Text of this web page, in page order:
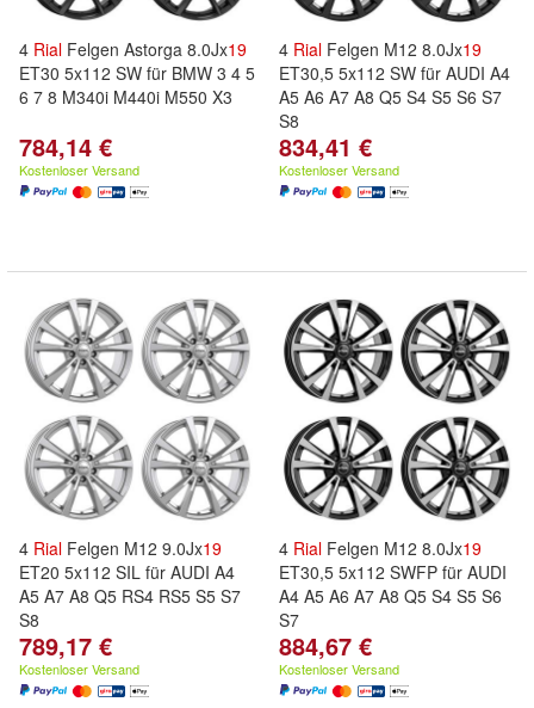
4 Rial Felgen Astorga 8.0Jx19
ET30 5x112 SW für BMW 3 4 5
6 7 8 M340i M440i M550 X3
784,14 €
Kostenloser Versand
4 Rial Felgen M12 8.0Jx19
ET30,5 5x112 SW für AUDI A4
A5 A6 A7 A8 Q5 S4 S5 S6 S7
S8
834,41 €
Kostenloser Versand
4 Rial Felgen M12 9.0Jx19
ET20 5x112 SIL für AUDI A4
A5 A7 A8 Q5 RS4 RS5 S5 S7
S8
789,17 €
Kostenloser Versand
4 Rial Felgen M12 8.0Jx19
ET30,5 5x112 SWFP für AUDI
A4 A5 A6 A7 A8 Q5 S4 S5 S6
S7
884,67 €
Kostenloser Versand